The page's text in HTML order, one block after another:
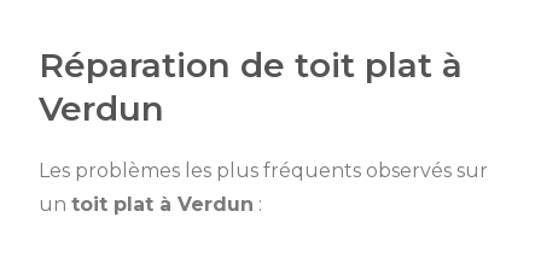
Réparation de toit plat à
Verdun
Les problèmes les plus fréquents observés sur
un toit plat à Verdun :